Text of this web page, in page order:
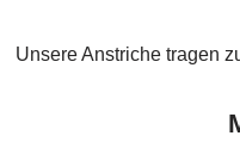
Unsere Anstriche tragen